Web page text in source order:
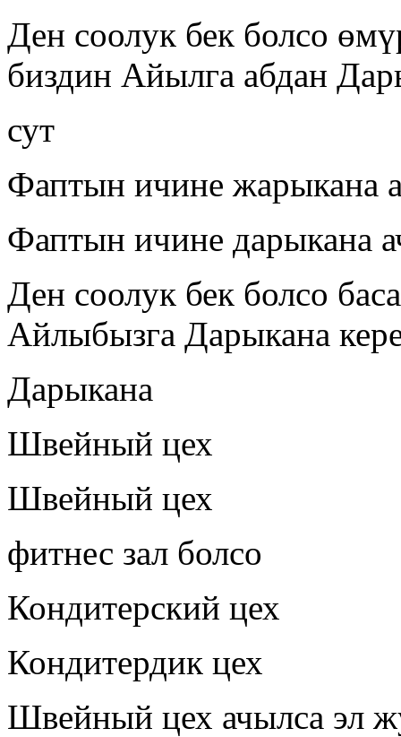
Ден соолук бек болсо
биздин Айылга абдан
сут
Фаптын ичине жарыкана
Фаптын ичине дарыкана
Ден соолук бек болсо
Айлыбызга Дарыкана
Дарыкана
Швейный цех
Швейный цех
фитнес зал болсо
Кондитерский цех
Кондитердик цех
Швейный цех ачылса эл